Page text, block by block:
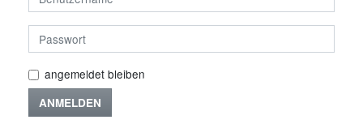
angemeldet bleiben
ANMELDEN